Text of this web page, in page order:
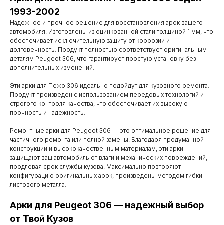
1993-2002
Надежное и прочное решение для восстановления арок вашего
автомобиля. Изготовлены из оцинкованной стали толщиной 1 мм, что
обеспечивает исключительную защиту от коррозии и
долговечность. Продукт полностью соответствует оригинальным
деталям Peugeot 306, что гарантирует простую установку без
дополнительных изменений.
Эти арки для Пежо 306 идеально подойдут для кузовного ремонта.
Продукт произведен с использованием передовых технологий и
строгого контроля качества, что обеспечивает их высокую
прочность и надежность.
Ремонтные арки для Peugeot 306 — это оптимальное решение для
частичного ремонта или полной замены. Благодаря продуманной
конструкции и высококачественным материалам, эти арки
защищают ваш автомобиль от влаги и механических повреждений,
продлевая срок службы кузова. Максимально повторяют
конфигурацию оригинальных арок, произведены методом гибки
листового металла.
Арки для Peugeot 306 — надежный выбор
от Твой Кузов
Контакты